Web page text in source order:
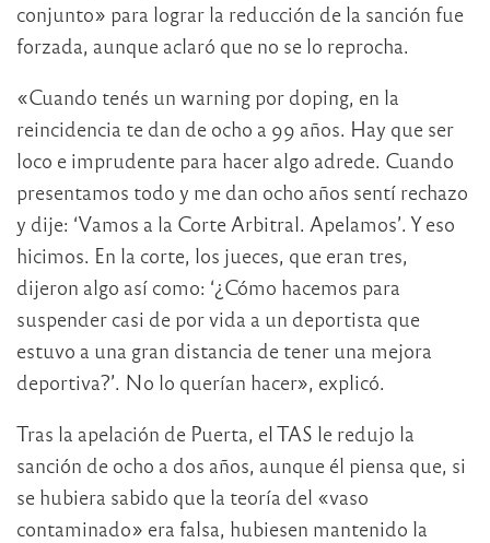
conjunto» para lograr la reducción de la sanción fue
forzada, aunque aclaró que no se lo reprocha.
«Cuando tenés un warning por doping, en la
reincidencia te dan de ocho a 99 años. Hay que ser
loco e imprudente para hacer algo adrede. Cuando
presentamos todo y me dan ocho años sentí rechazo
y dije: ‘Vamos a la Corte Arbitral. Apelamos’. Y eso
hicimos. En la corte, los jueces, que eran tres,
dijeron algo así como: ‘¿Cómo hacemos para
suspender casi de por vida a un deportista que
estuvo a una gran distancia de tener una mejora
deportiva?’. No lo querían hacer», explicó.
Tras la apelación de Puerta, el TAS le redujo la
sanción de ocho a dos años, aunque él piensa que, si
se hubiera sabido que la teoría del «vaso
contaminado» era falsa, hubiesen mantenido la